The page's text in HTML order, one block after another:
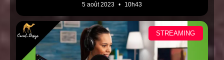
5 août 2023 10h43
STREAMING